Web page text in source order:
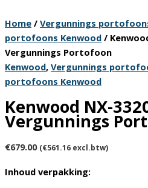
Home / Vergunnings
portofoons Kenwood /
Vergunnings Portofoon
Kenwood, Vergunnings
portofoons Kenwood
Kenwood NX-
Vergunnings
€679.00 (€561.16 excl.btw)
Inhoud verpakking: